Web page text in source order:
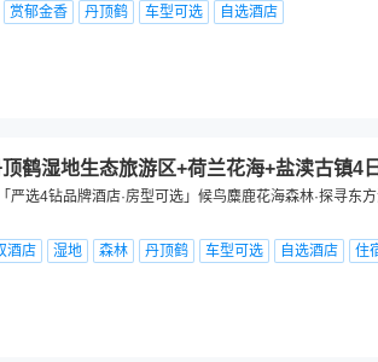
赏郁金香 丹顶鹤 车型可选
自选酒店
鹤湿地生态旅游区+荷兰花海+盐渎古镇4
严选4钻品牌酒店·房型可选」候鸟麋鹿花海森林·探寻东
酒店 湿地 森林 丹顶鹤 车型可选 自选酒店
住